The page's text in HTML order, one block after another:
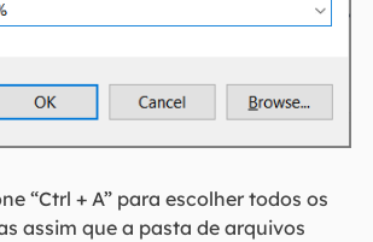
“Ctrl + A” para escolher todos os
assim que a pasta de arquivos